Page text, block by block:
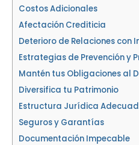
Costos Adicionales
Afectación Crediticia
Deterioro de Relaciones con
Estrategias de Prevención y
Mantén tus Obligaciones al
Diversifica tu Patrimonio
Estructura Jurídica
Seguros y Garantías
Documentación Impecable